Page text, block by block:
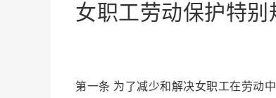
女职工劳动保护特别
第一条 为了减少和解决女职工在劳